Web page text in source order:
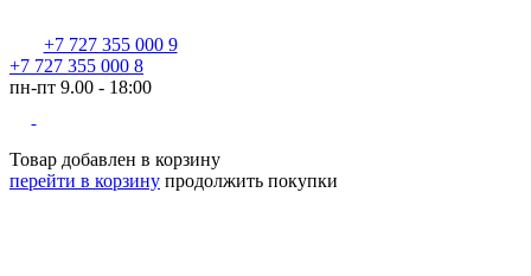
+7 727 355 000 9
+7 727 355 000 8
пн-пт 9.00 - 18:00
Товар добавлен в корзину
перейти в корзину продолжить покупки